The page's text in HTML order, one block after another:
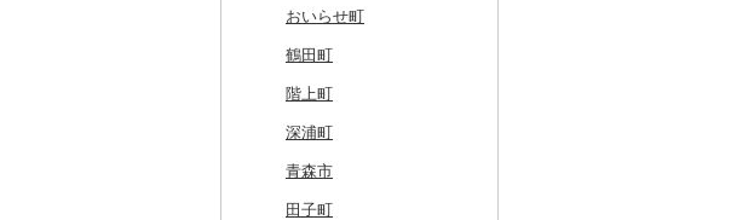
留萌市
白糠町
釧路町
名寄市
美唄市
厚岸町
おいらせ町
鶴田町
階上町
深浦町
青森市
田子町